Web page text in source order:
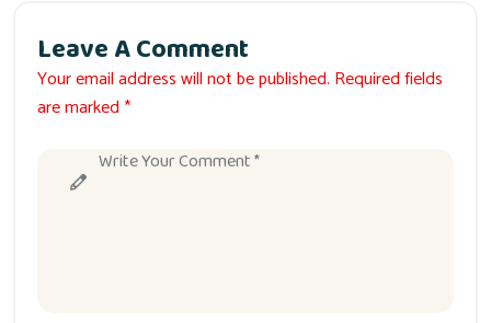
Leave A Comment
Your email address will not be published. Required fields
are marked *